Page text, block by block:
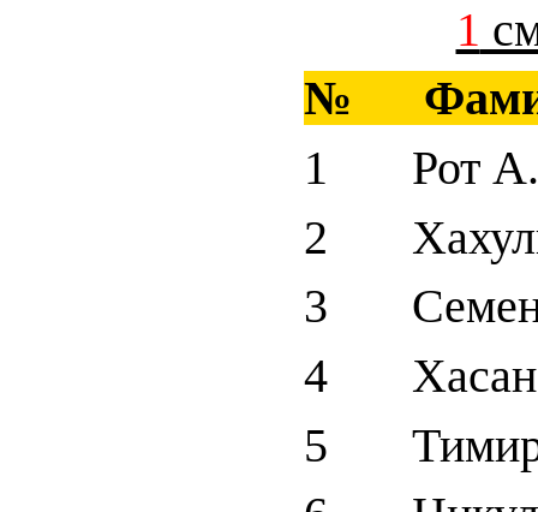
1
№
1 Рот А.
2
3
4
5